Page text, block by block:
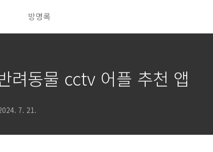
방명록
려동물 cctv 어플 추천 앱
7. 21.